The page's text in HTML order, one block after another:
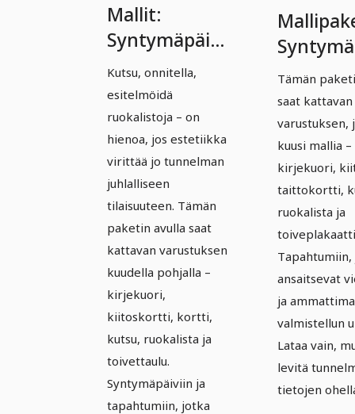
Mallit:
Syntymäpäivä
ja kaste –
Versio 1
Kutsu, onnitella,
esitelmöidä
ruokalistoja – on
hienoa, jos estetiikka
virittää jo tunnelman
juhlalliseen
tilaisuuteen. Tämän
paketin avulla saat
kattavan varustuksen
kuudella pohjalla –
kirjekuori,
kiitoskortti, kortti,
kutsu, ruokalista ja
toivettaulu.
Syntymäpäiviin ja
tapahtumiin, jotka
ja
– Versio
Tämän
saat kattavan
varustuksen,
kuusi mallia –
kirjekuori,
taittokortti,
ruokalista ja
ansaitsevat
ja
valmistellun
Lataa vain,
levitä
tietojen